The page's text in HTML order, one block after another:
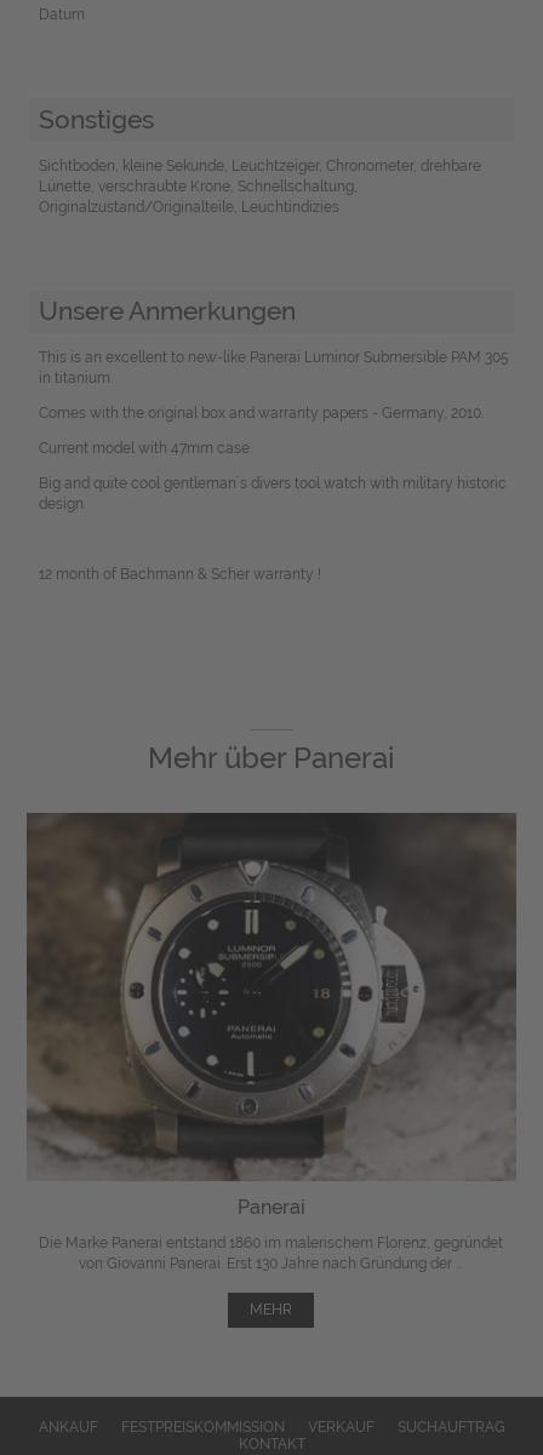
Datum
Sonstiges
Sichtboden, kleine Sekunde, Leuchtzeiger, Chronometer, drehbare
Lünette, verschraubte Krone, Schnellschaltung,
Originalzustand/Originalteile, Leuchtindizies
Unsere Anmerkungen
This is an excellent to new-like Panerai Luminor Submersible PAM 305
in titanium.
Comes with the original box and warranty papers - Germany, 2010.
Current model with 47mm case.
Big and quite cool gentleman´s divers tool watch with military historic
design.
12 month of Bachmann & Scher warranty !
Mehr über Panerai
Panerai
Die Marke Panerai entstand 1860 im malerischem Florenz, gegründet
von Giovanni Panerai. Erst 130 Jahre nach Gründung der ...
MEHR
ANKAUF FESTPREISKOMMISSION VERKAUF
SUCHAUFTRAG
KONTAKT